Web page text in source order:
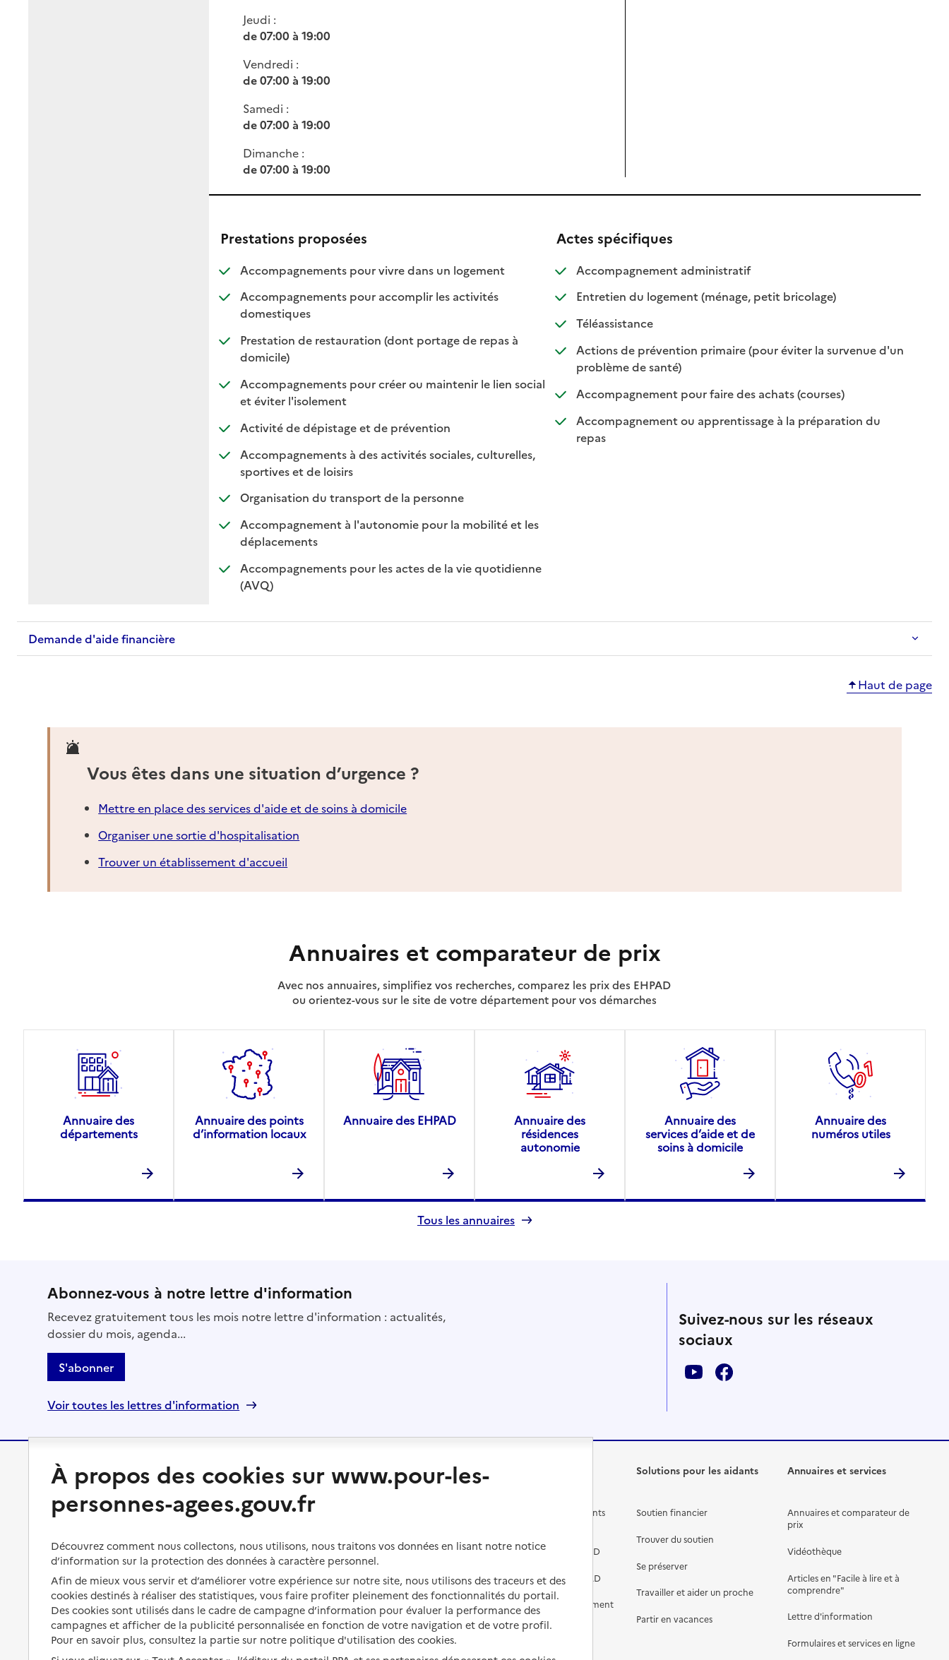
Jeudi :
de 07:00 à 19:00
Vendredi :
de 07:00 à 19:00
Samedi :
de 07:00 à 19:00
Dimanche :
de 07:00 à 19:00
Prestations proposées
Accompagnements pour vivre dans un logement: disponible
: non disponible
Accompagnements pour accomplir les activités
domestiques: disponible
: non disponible
Prestation de restauration (dont portage de repas à
domicile): disponible
: non disponible
Accompagnements pour créer ou maintenir le lien social
et éviter l'isolement: disponible
: non disponible
Activité de dépistage et de prévention: disponible
: non disponible
Accompagnements à des activités sociales, culturelles,
sportives et de loisirs: disponible
: non disponible
Organisation du transport de la personne: disponible
: non disponible
Accompagnement à l'autonomie pour la mobilité et les
déplacements: disponible
: non disponible
Accompagnements pour les actes de la vie quotidienne
(AVQ)
: disponible
: non disponible
Actes spécifiques
Accompagnement administratif: disponible
: non disponible
Entretien du logement (ménage, petit bricolage): disponible
: non disponible
Téléassistance: disponible
: non disponible
Actions de prévention primaire (pour éviter la survenue d'un
problème de santé): disponible
: non disponible
Accompagnement pour faire des achats (courses): disponible
: non disponible
Accompagnement ou apprentissage à la préparation du
repas
: disponible
: non disponible
Demande d'aide financière
Haut de page
Vous êtes dans une situation d’urgence ?
Mettre en place des services d'aide et de soins à domicile
Organiser une sortie d'hospitalisation
Trouver un établissement d'accueil
Annuaires et comparateur de prix
Avec nos annuaires, simplifiez vos recherches, comparez les prix des EHPAD
ou orientez-vous sur le site de votre département pour vos démarches
Annuaire des
départements
Annuaire des points
d’information locaux
Annuaire des EHPAD
Annuaire des
résidences
autonomie
Annuaire des
services d’aide et de
soins à domicile
Annuaire des
numéros utiles
Tous les annuaires
Abonnez-vous à notre lettre d'information
Recevez gratuitement tous les mois notre lettre d'information : actualités,
dossier du mois, agenda...
S'abonner
Voir toutes les lettres d'information
Suivez-nous sur les réseaux
sociaux
Préserver son autonomie
Perte d'autonomie : évaluation
Aménager son logement et
s'équiper
Préserver son autonomie et sa
santé
Organiser à l'avance sa propre
protection
Vivre à domicile
Bénéficier d'aide à domicile
Aides financières
Solutions d'accueil temporaire
Partager son logement
Vivre à domicile avec une
maladie ou un handicap
Changer de logement
services pour seniors
Vivre chez un proche
Vivre en accueil familial
Autres solutions de logement
Les différents établissements
Préparer l'entrée en EHPAD
Aides financières en EHPAD
Prévention, accompagnement
et soins
EHPAD
Solutions pour les aidants
Soutien financier
Trouver du soutien
Se préserver
Travailler et aider un proche
Partir en vacances
Annuaires et services
Annuaires et comparateur de
prix
Vidéothèque
Articles en "Facile à lire et à
comprendre"
Lettre d'information
Formulaires et services en ligne
À propos des cookies sur www.pour-les-
personnes-agees.gouv.fr
Découvrez comment nous collectons, nous utilisons, nous traitons vos données en lisant notre notice
d’information sur la protection des données à caractère personnel.
Afin de mieux vous servir et d’améliorer votre expérience sur notre site, nous utilisons des traceurs et des
cookies destinés à réaliser des statistiques, vous faire profiter pleinement des fonctionnalités du portail.
Des cookies sont utilisés dans le cadre de campagne d’information pour évaluer la performance des
campagnes et afficher de la publicité personnalisée en fonction de votre navigation et de votre profil.
Pour en savoir plus, consultez la partie sur notre politique d'utilisation des cookies.